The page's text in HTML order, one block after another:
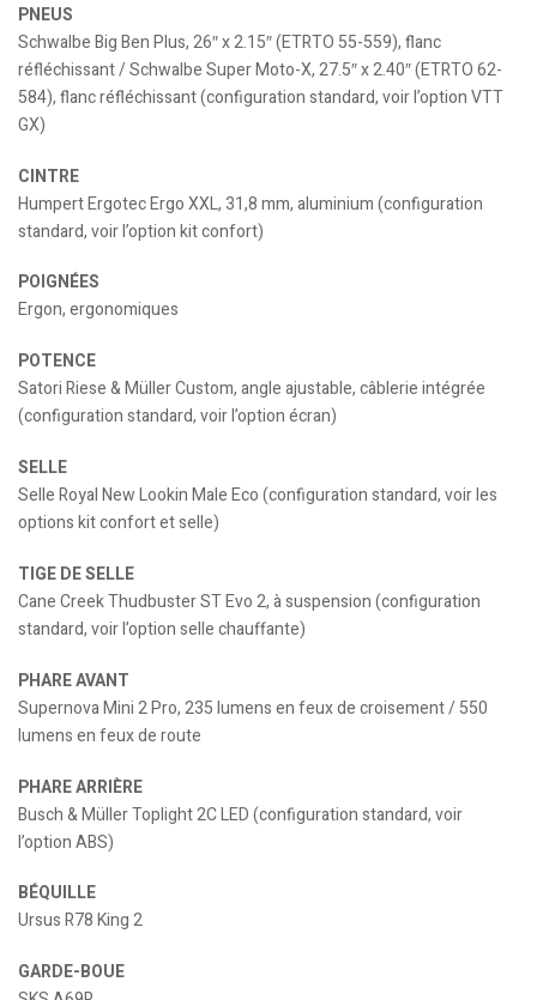
PNEUS
Schwalbe Big Ben Plus, 26″ x 2.15″ (ETRTO 55-559), flanc
réfléchissant / Schwalbe Super Moto-X, 27.5″ x 2.40″ (ETRTO 62-
584), flanc réfléchissant (configuration standard, voir l’option VTT
GX)
CINTRE
Humpert Ergotec Ergo XXL, 31,8 mm, aluminium (configuration
standard, voir l’option kit confort)
POIGNÉES
Ergon, ergonomiques
POTENCE
Satori Riese & Müller Custom, angle ajustable, câblerie intégrée
(configuration standard, voir l’option écran)
SELLE
Selle Royal New Lookin Male Eco (configuration standard, voir les
options kit confort et selle)
TIGE DE SELLE
Cane Creek Thudbuster ST Evo 2, à suspension (configuration
standard, voir l’option selle chauffante)
PHARE AVANT
Supernova Mini 2 Pro, 235 lumens en feux de croisement / 550
lumens en feux de route
PHARE ARRIÈRE
Busch & Müller Toplight 2C LED (configuration standard, voir
l’option ABS)
BÉQUILLE
Ursus R78 King 2
GARDE-BOUE